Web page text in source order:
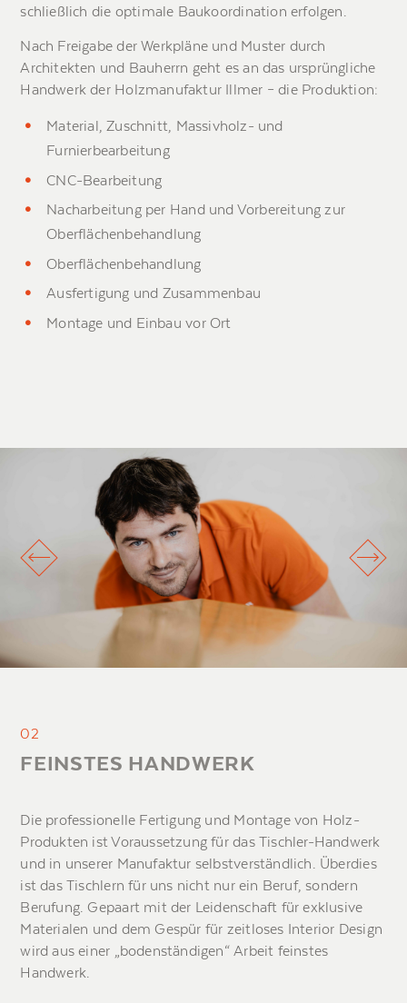
schließlich die optimale Baukoordination erfolgen.
Nach Freigabe der Werkpläne und Muster durch
Architekten und Bauherrn geht es an das ursprüngliche
Handwerk der Holzmanufaktur Illmer – die Produktion:
Material, Zuschnitt, Massivholz- und
Furnierbearbeitung
CNC-Bearbeitung
Nacharbeitung per Hand und Vorbereitung zur
Oberflächenbehandlung
Oberflächenbehandlung
Ausfertigung und Zusammenbau
Montage und Einbau vor Ort
02
FEINSTES HANDWERK
Die professionelle Fertigung und Montage von Holz-
Produkten ist Voraussetzung für das Tischler-Handwerk
und in unserer Manufaktur selbstverständlich. Überdies
ist das Tischlern für uns nicht nur ein Beruf, sondern
Berufung. Gepaart mit der Leidenschaft für exklusive
Materialen und dem Gespür für zeitloses Interior Design
wird aus einer „bodenständigen“ Arbeit feinstes
Handwerk.